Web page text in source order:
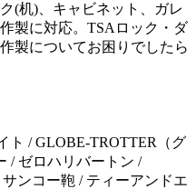
(机)、キャビネット、ガレ
製に対応。TSAロック・ダ
製についてお困りでしたら
ト / GLOBE-TROTTER（グ
/ ゼロハリバートン /
ンコー鞄 / ティーアンドエ